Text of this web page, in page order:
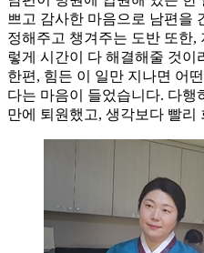
쁘고 감사한 마음으로 남편을
정해주고 챙겨주는 도반 또한,
렇게 시간이 다 해결해줄 것이
한편, 힘든 이 일만 지나면 어
다는 마음이 들었습니다. 다행
만에 퇴원했고, 생각보다 빨리